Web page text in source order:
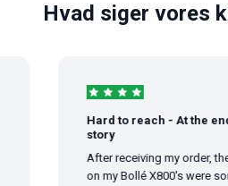
Hvad siger vores
Hard to reach - At the end,
story
After receiving my order, the
on my Bollé X800's were